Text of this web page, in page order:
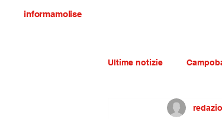
informamolise
Ultime notizie
Economia e lavoro